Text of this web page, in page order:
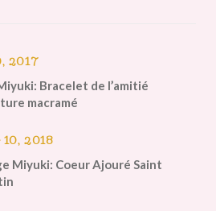
2017
Bracelet de l’amitié
macramé
10, 2018
Miyuki: Coeur Ajouré Saint